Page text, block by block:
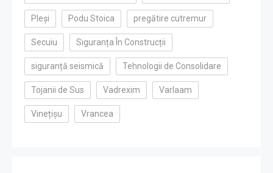
Pleși Podu Stoica pregătire cutremur
Secuiu Siguranța În Construcții
siguranță seismică Tehnologii de Consolidare
Tojanii de Sus Vadrexim Varlaam
Vinețișu Vrancea